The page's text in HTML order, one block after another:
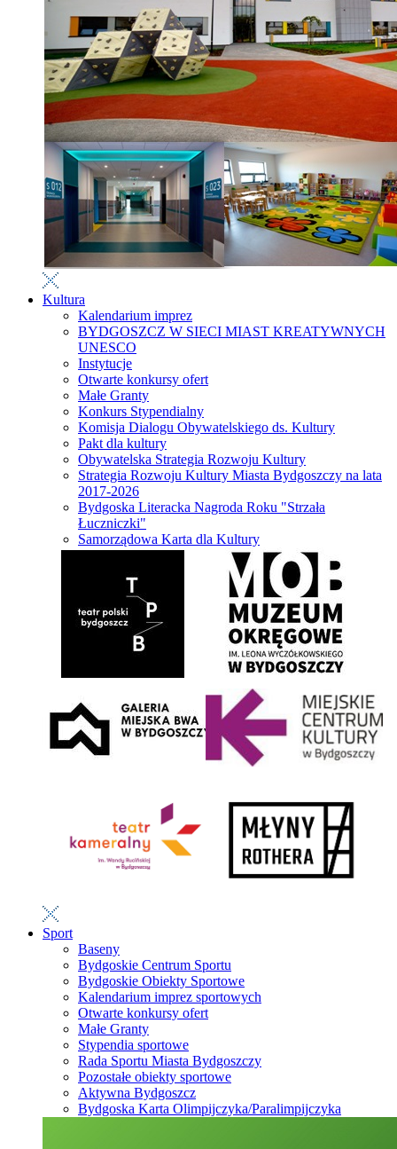
Kultura
Kalendarium imprez
BYDGOSZCZ W SIECI MIAST KREATYWNYCH
UNESCO
Instytucje
Otwarte konkursy ofert
Małe Granty
Konkurs Stypendialny
Komisja Dialogu Obywatelskiego ds. Kultury
Pakt dla kultury
Obywatelska Strategia Rozwoju Kultury
Strategia Rozwoju Kultury Miasta Bydgoszczy na lata
2017-2026
Bydgoska Literacka Nagroda Roku "Strzała
Łuczniczki"
Samorządowa Karta dla Kultury
Sport
Baseny
Bydgoskie Centrum Sportu
Bydgoskie Obiekty Sportowe
Kalendarium imprez sportowych
Otwarte konkursy ofert
Małe Granty
Stypendia sportowe
Rada Sportu Miasta Bydgoszczy
Pozostałe obiekty sportowe
Aktywna Bydgoszcz
Bydgoska Karta Olimpijczyka/Paralimpijczyka